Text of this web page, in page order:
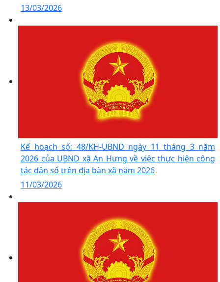
13/03/2026
Kế hoạch số: 48/KH-UBND ngày 11 tháng 3 năm
2026 của UBND xã An Hưng về việc thực hiện công
tác dân số trên địa bàn xã năm 2026
11/03/2026